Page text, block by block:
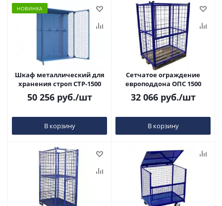
НОВИНКА
Шкаф металлический для
хранения строп СТР-1500
50 256руб./шт
В корзину
Сетчатое ограждение
европоддона ОПС 1500
32 066руб./шт
В корзину